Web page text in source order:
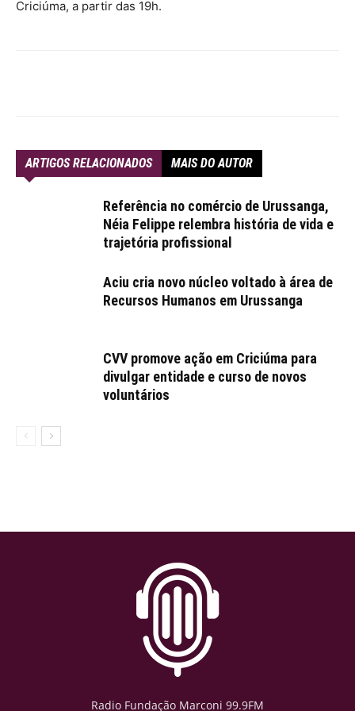
Criciúma, a partir das 19h.
ARTIGOS RELACIONADOS MAIS DO AUTOR
Referência no comércio de Urussanga,
Néia Felippe relembra história de vida e
trajetória profissional
Aciu cria novo núcleo voltado à área de
Recursos Humanos em Urussanga
CVV promove ação em Criciúma para
divulgar entidade e curso de novos
voluntários
Radio Fundação Marconi 99.9FM